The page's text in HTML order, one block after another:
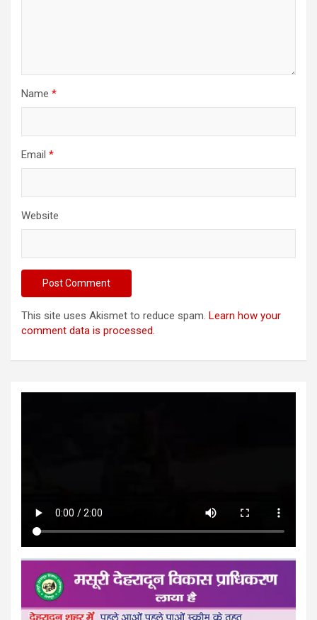
Name *
Email *
Website
This site uses Akismet to reduce spam. Learn how your
comment data is processed.